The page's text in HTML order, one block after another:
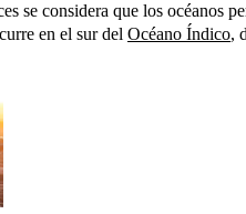
se considera que los océanos
en el sur del Océano Índico,